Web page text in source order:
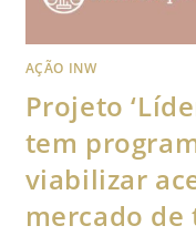
AÇÃO INW
Projeto
tem
viabilizar
mercado